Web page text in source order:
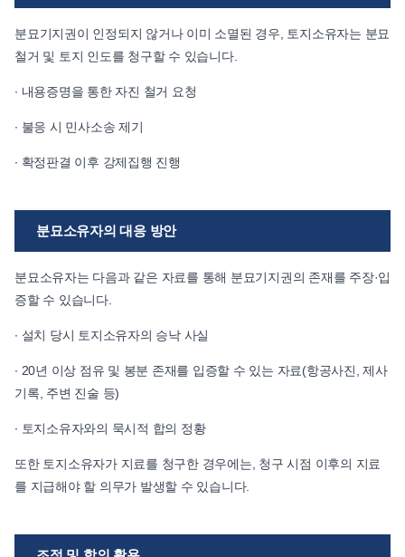
분묘기지권이 인정되지 않거나 이미 소멸된 경우, 토지소유자는 분묘
철거 및 토지 인도를 청구할 수 있습니다.
∙ 내용증명을 통한 자진 철거 요청
∙ 불응 시 민사소송 제기
∙ 확정판결 이후 강제집행 진행
분묘소유자의 대응 방안
분묘소유자는 다음과 같은 자료를 통해 분묘기지권의 존재를 주장·입
증할 수 있습니다.
∙ 설치 당시 토지소유자의 승낙 사실
∙ 20년 이상 점유 및 봉분 존재를 입증할 수 있는 자료(항공사진, 제사
기록, 주변 진술 등)
∙ 토지소유자와의 묵시적 합의 정황
또한 토지소유자가 지료를 청구한 경우에는, 청구 시점 이후의 지료
를 지급해야 할 의무가 발생할 수 있습니다.